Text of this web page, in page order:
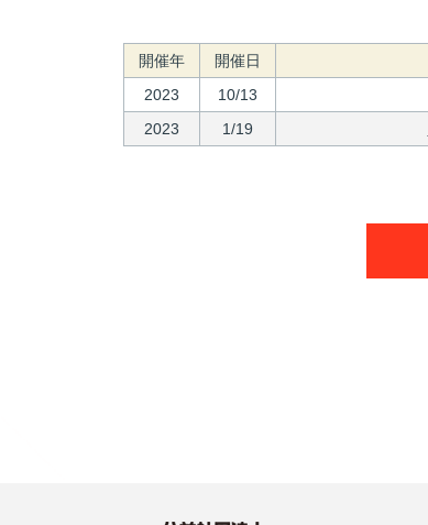
開催年 開催日
2023
10/13
2023
1/19